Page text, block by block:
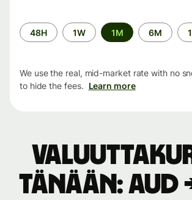
Time
period
48H 1W 1M 6M
We use the real, mid-market rate with no
to hide the fees. Learn more
tänään: AUD